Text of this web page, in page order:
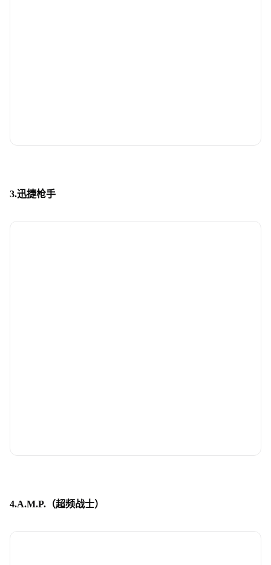
3.迅捷枪手
4.A.M.P.（超频战士）